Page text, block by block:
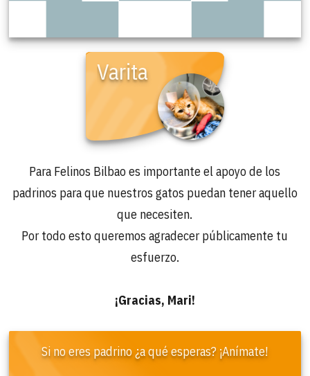
Varita
Para Felinos Bilbao es importante el apoyo de los
padrinos para que nuestros gatos puedan tener aquello
que necesiten.
Por todo esto queremos agradecer públicamente tu
esfuerzo.
¡Gracias, Mari!
Si no eres padrino ¿a qué esperas? ¡Anímate!